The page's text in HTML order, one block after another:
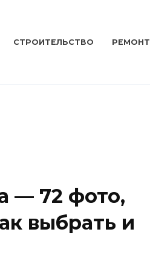
СТРОИТЕЛЬСТВО РЕМОНТ
— 72 фото,
выбрать и